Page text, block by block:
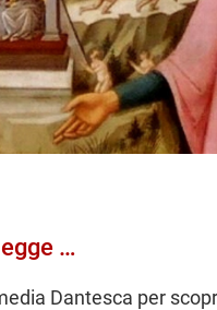
…
Dantesca per